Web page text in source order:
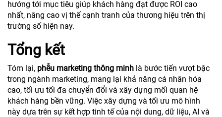
hướng tới mục tiêu giúp khách hàng đạt được ROI cao
nhất, nâng cao vị thế cạnh tranh của thương hiệu trên thị
trường số hiện nay.
Tổng kết
Tóm lại, phễu marketing thông minh là bước tiến vượt bậc
trong ngành marketing, mang lại khả năng cá nhân hóa
cao, tối ưu tối đa chuyển đổi và xây dựng mối quan hệ
khách hàng bền vững. Việc xây dựng và tối ưu mô hình
này dựa trên sự kết hợp tinh tế của nội dung, dữ liệu, AI và